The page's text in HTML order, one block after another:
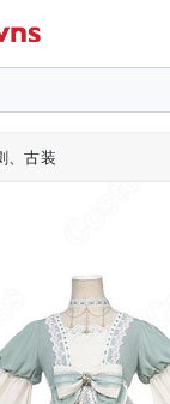
、古装